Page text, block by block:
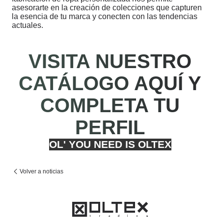
asesorarte en la creación de colecciones que capturen
la esencia de tu marca y conecten con las tendencias
actuales.
VISITA NUESTRO
CATÁLOGO AQUÍ Y
COMPLETA TU
PERFIL
OL' YOU NEED IS OLTEX
Volver a noticias